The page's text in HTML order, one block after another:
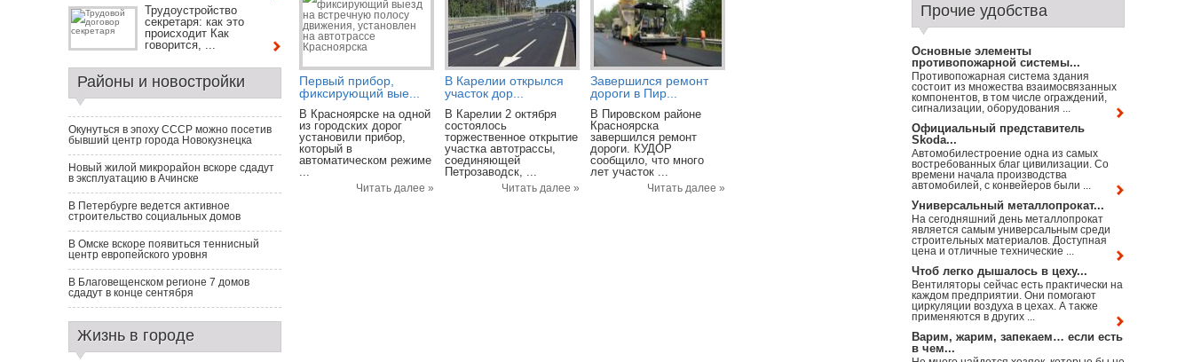
Первый прибор,
фиксирующий вые...
В Красноярске на одной
из городских дорог
установили прибор,
который в
автоматическом режиме
...
Читать далее »
В Карелии открылся
участок дор...
В Карелии 2 октября
состоялось
торжественное открытие
участка автотрассы,
соединяющей
Петрозаводск, ...
Читать далее »
Завершился ремонт
дороги в Пир...
В Пировском районе
Красноярска
завершился ремонт
дороги. КУДОР
сообщило, что много
лет участок ...
Читать далее »
Трудоустройство
секретаря: как это
происходит Как
говорится, ...
Районы и новостройки
Окунуться в эпоху СССР можно посетив
бывший центр города Новокузнецка
Новый жилой микрорайон вскоре сдадут
в эксплуатацию в Ачинске
В Петербурге ведется активное
строительство социальных домов
В Омске вскоре появиться теннисный
центр европейского уровня
В Благовещенском регионе 7 домов
сдадут в конце сентября
Жизнь в городе
Прочие удобства
Основные элементы
противопожарной системы...
Противопожарная система здания
состоит из множества взаимосвязанных
компонентов, в том числе ограждений,
сигнализации, оборудования ...
Официальный представитель
Skoda...
Автомобилестроение одна из самых
востребованных благ цивилизации. Со
времени начала производства
автомобилей, с конвейеров были ...
Универсальный металлопрокат...
На сегодняшний день металлопрокат
является самым универсальным среди
строительных материалов. Доступная
цена и отличные технические ...
Чтоб легко дышалось в цеху...
Вентиляторы сейчас есть практически на
каждом предприятии. Они помогают
циркуляции воздуха в цехах. А также
применяются в других ...
Варим, жарим, запекаем… если есть
в чем...